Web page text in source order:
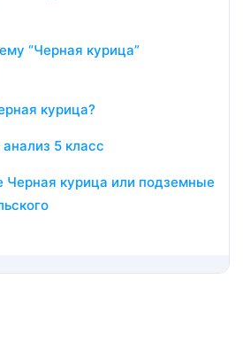
“Черная курица”
курица?
5 класс
Черная курица или подземные